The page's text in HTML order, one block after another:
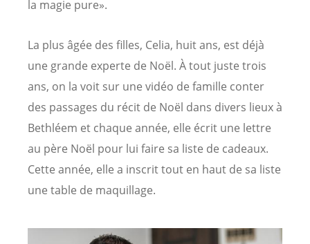
la magie pure».
La plus âgée des filles, Celia, huit ans, est déjà
une grande experte de Noël. À tout juste trois
ans, on la voit sur une vidéo de famille conter
des passages du récit de Noël dans divers lieux à
Bethléem et chaque année, elle écrit une lettre
au père Noël pour lui faire sa liste de cadeaux.
Cette année, elle a inscrit tout en haut de sa liste
une table de maquillage.